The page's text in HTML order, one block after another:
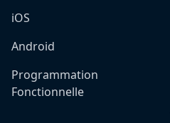
iOS
Android
Programmation
Fonctionnelle